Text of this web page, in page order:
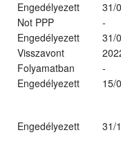
Engedélyezett
31/
Not PPP
-
Engedélyezett
31/
Visszavont
Folyamatban
-
Engedélyezett
15/
Engedélyezett 31/